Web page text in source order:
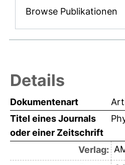
Browse Publikationen
Details
Dokumentenart
Titel eines Journals
oder einer Zeitschrift
Verlag: